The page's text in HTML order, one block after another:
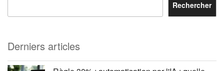
Rechercher
Derniers articles